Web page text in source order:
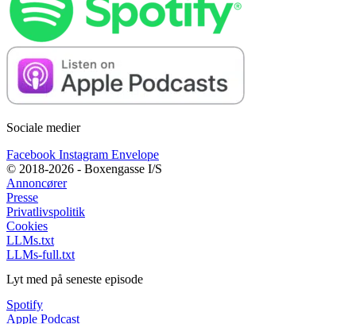
Sociale medier
Facebook Instagram Envelope
© 2018-2026 - Boxengasse I/S
Annoncører
Presse
Privatlivspolitik
Cookies
LLMs.txt
LLMs-full.txt
Lyt med på seneste episode
Spotify
Apple Podcast